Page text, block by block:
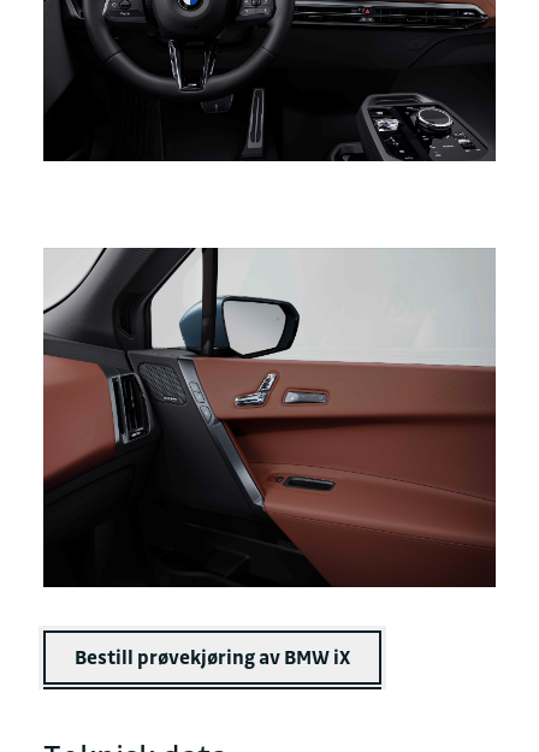
Bestill prøvekjøring av BMW iX